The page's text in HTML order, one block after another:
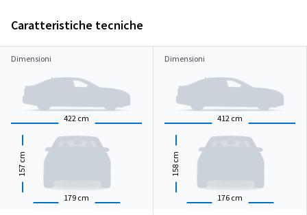
Caratteristiche tecniche
Dimensioni
422 cm
179 cm
157
cm
Dimensioni
412 cm
176 cm
158
cm